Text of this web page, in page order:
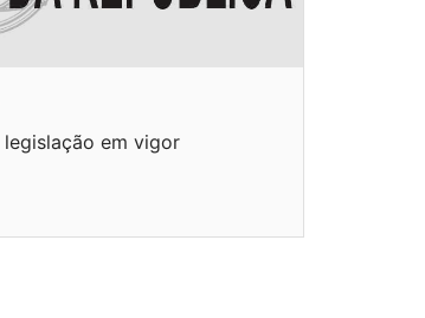
legislação em vigor